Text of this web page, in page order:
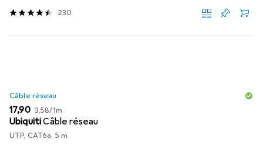
230
Câble réseau
EUR
17,90 EUR
3,58/1m
UbiquitiCâble réseau
UTP, CAT6a, 5 m